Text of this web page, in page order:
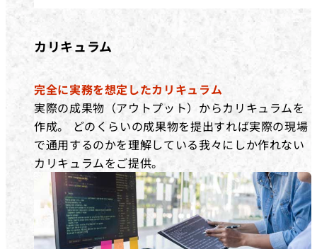
カリキュラム
完全に実務を想定したカリキュラム
実際の成果物（アウトプット）からカリキュラムを
作成。 どのくらいの成果物を提出すれば実際の現場
で通用するのかを理解している我々にしか作れない
カリキュラムをご提供。